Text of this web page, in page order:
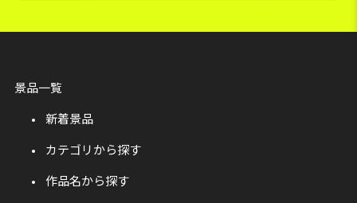
景品一覧
新着景品
カテゴリから探す
作品名から探す